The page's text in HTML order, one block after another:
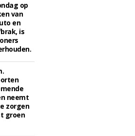
op
van
en
is
neemt
zorgen
groen